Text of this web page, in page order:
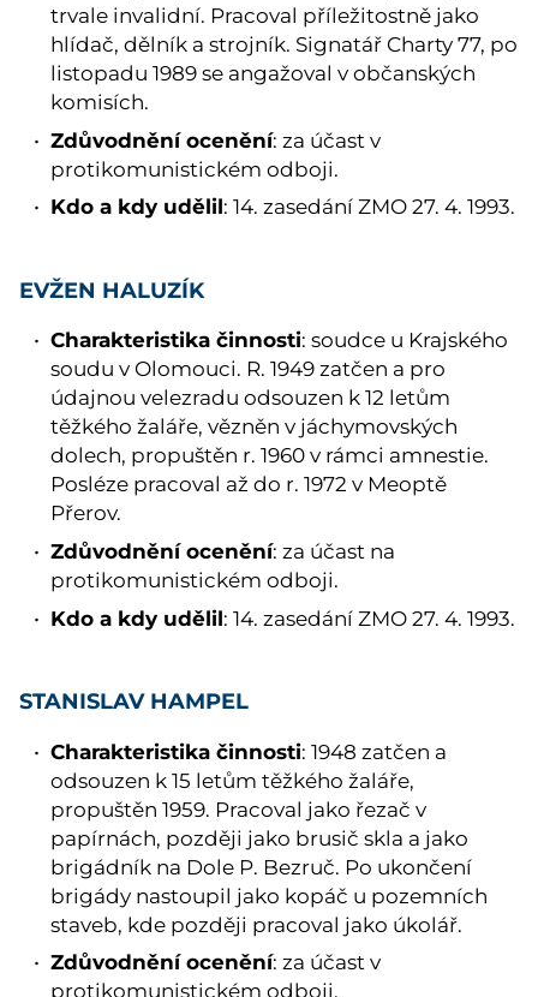
trvale invalidní. Pracoval příležitostně jako
hlídač, dělník a strojník. Signatář Charty 77, po
listopadu 1989 se angažoval v občanských
komisích.
Zdůvodnění ocenění: za účast v
protikomunistickém odboji.
Kdo a kdy udělil: 14. zasedání ZMO 27. 4. 1993.
EVŽEN HALUZÍK
Charakteristika činnosti: soudce u Krajského
soudu v Olomouci. R. 1949 zatčen a pro
údajnou velezradu odsouzen k 12 letům
těžkého žaláře, vězněn v jáchymovských
dolech, propuštěn r. 1960 v rámci amnestie.
Posléze pracoval až do r. 1972 v Meoptě
Přerov.
Zdůvodnění ocenění: za účast na
protikomunistickém odboji.
Kdo a kdy udělil: 14. zasedání ZMO 27. 4. 1993.
STANISLAV HAMPEL
Charakteristika činnosti: 1948 zatčen a
odsouzen k 15 letům těžkého žaláře,
propuštěn 1959. Pracoval jako řezač v
papírnách, později jako brusič skla a jako
brigádník na Dole P. Bezruč. Po ukončení
brigády nastoupil jako kopáč u pozemních
staveb, kde později pracoval jako úkolář.
Zdůvodnění ocenění: za účast v
protikomunistickém odboji.